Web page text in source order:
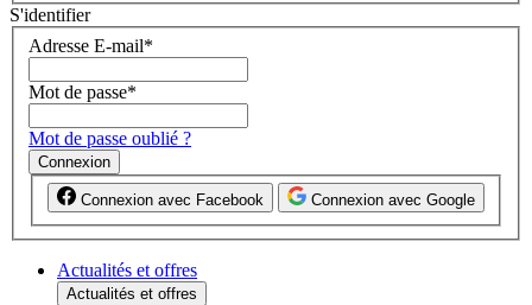
S'identifier
Adresse E-mail*
Mot de passe*
Mot de passe oublié ?
Connexion
Connexion avec Facebook Connexion avec Google
Actualités et offres
Actualités et offres